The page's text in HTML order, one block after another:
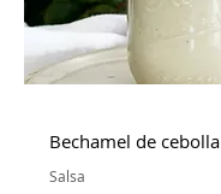
Bechamel de cebolla
Salsa